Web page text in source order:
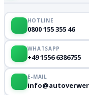
HOTLINE
0800 155 355 46
WHATSAPP
+49 1556 6386755
E-MAIL